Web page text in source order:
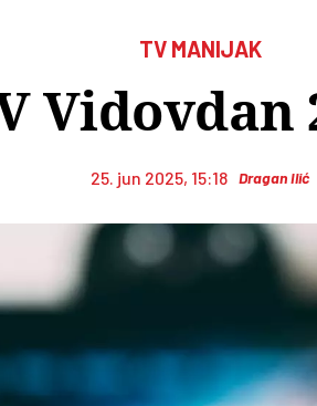
TV MANIJAK
Vidovdan
25. jun 2025, 15:18 Dragan Ilić